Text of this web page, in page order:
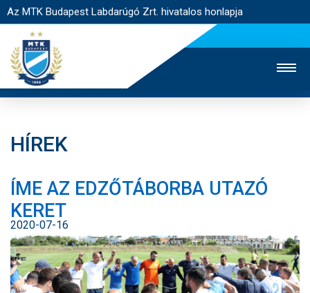
Az MTK Budapest Labdarúgó Zrt. hivatalos honlapja
JEGYÉRTÉKESÍTÉS
WEBSHOP
STADION
NYITÓLAP
HÍREK
HÍREK
ÍME AZ EDZŐTÁBORBA UTAZÓ
KERET
2020-07-16